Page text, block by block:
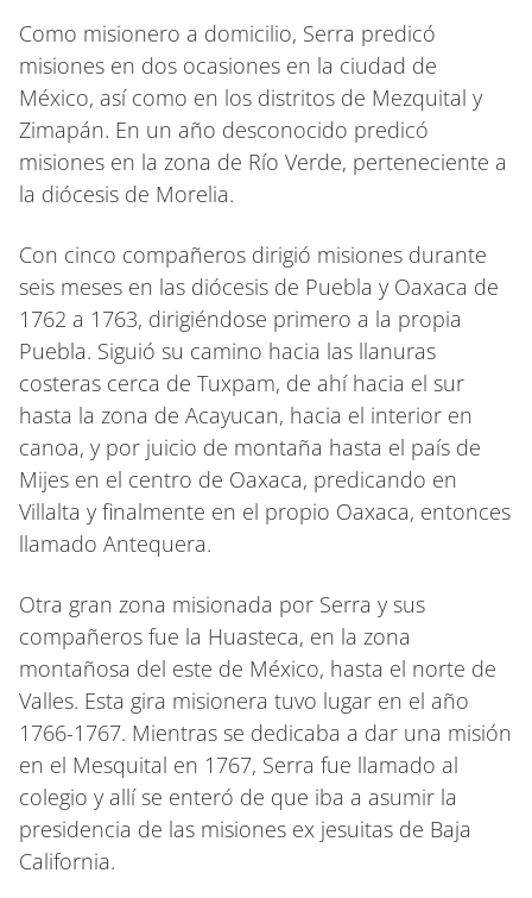
Como misionero a domicilio, Serra predicó
misiones en dos ocasiones en la ciudad de
México, así como en los distritos de Mezquital y
Zimapán. En un año desconocido predicó
misiones en la zona de Río Verde, perteneciente a
la diócesis de Morelia.
Con cinco compañeros dirigió misiones durante
seis meses en las diócesis de Puebla y Oaxaca de
1762 a 1763, dirigiéndose primero a la propia
Puebla. Siguió su camino hacia las llanuras
costeras cerca de Tuxpam, de ahí hacia el sur
hasta la zona de Acayucan, hacia el interior en
canoa, y por juicio de montaña hasta el país de
Mijes en el centro de Oaxaca, predicando en
Villalta y finalmente en el propio Oaxaca, entonces
llamado Antequera.
Otra gran zona misionada por Serra y sus
compañeros fue la Huasteca, en la zona
montañosa del este de México, hasta el norte de
Valles. Esta gira misionera tuvo lugar en el año
1766-1767. Mientras se dedicaba a dar una misión
en el Mesquital en 1767, Serra fue llamado al
colegio y allí se enteró de que iba a asumir la
presidencia de las misiones ex jesuitas de Baja
California.